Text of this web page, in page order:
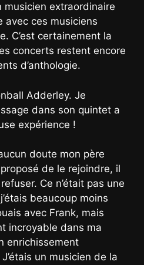
extraordinaire
avec ces musiciens
C’est certainement la
concerts restent encore
d’anthologie.
Adderley. Je
dans son quintet a
expérience !
doute mon père
proposé de le rejoindre, il
Ce n’était pas une
beaucoup moins
avec Frank, mais
incroyable dans ma
enrichissement
un musicien de la